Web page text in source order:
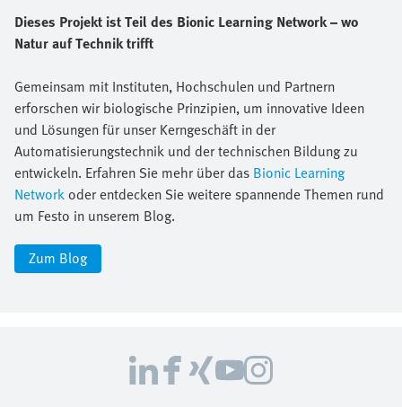
Dieses Projekt ist Teil des Bionic Learning Network – wo
Natur auf Technik trifft
Gemeinsam mit Instituten, Hochschulen und Partnern
erforschen wir biologische Prinzipien, um innovative Ideen
und Lösungen für unser Kerngeschäft in der
Automatisierungstechnik und der technischen Bildung zu
entwickeln. Erfahren Sie mehr über das Bionic Learning
Networkoder entdecken Sie weitere spannende Themen rund
um Festo in unserem Blog.
Zum Blog